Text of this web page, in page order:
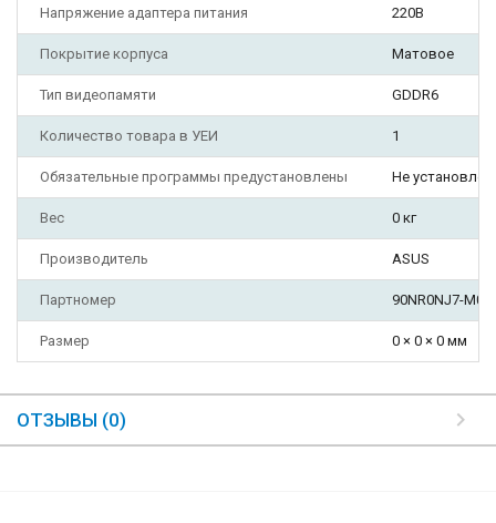
Напряжение адаптера питания 220В
Покрытие корпуса Матовое
Тип видеопамяти GDDR6
Количество товара в УЕИ 1
Обязательные программы предустановлены Не
Вес 0 кг
Производитель ASUS
Партномер 90NR0NJ7-
Размер 0 × 0 × 0 мм
ОТЗЫВЫ (0)